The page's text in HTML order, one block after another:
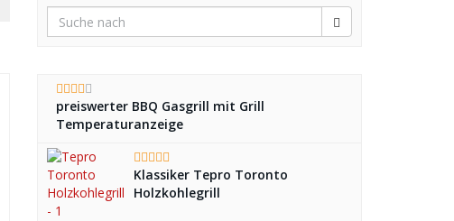
preiswerter BBQ Gasgrill mit Grill
Temperaturanzeige
Klassiker Tepro Toronto
Holzkohlegrill